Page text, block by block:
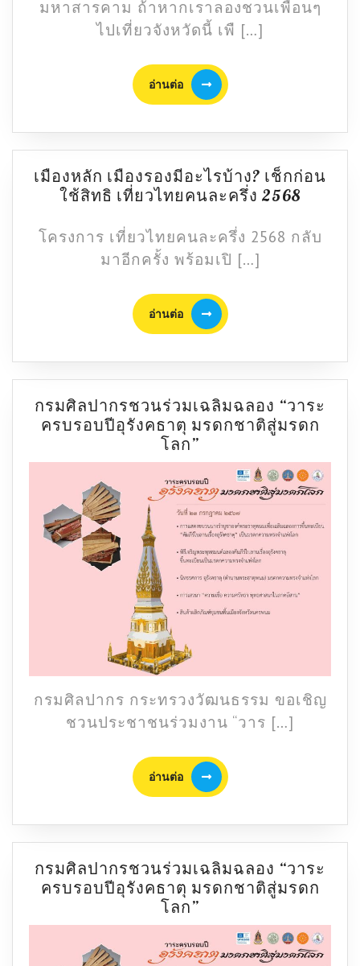
ที่
คิด
มหาสารคาม ถ้าหากเราลองชวนเพื่อนๆ
ไปเที่ยวจังหวัดนี้ เพื […]
อ่านต่อ
อ่าน
ต่อ
เมืองหลัก เมืองรองมีอะไรบ้าง? เช็กก่อน
ใช้สิทธิ เที่ยวไทยคนละครึ่ง 2568
เมือง
ใช้
เที่ยว
ไทย
ครึ่ง
2568
โครงการ เที่ยวไทยคนละครึ่ง 2568 กลับ
มาอีกครั้ง พร้อมเปิ […]
อ่านต่อ
อ่าน
ต่อ
กรมศิลปากรชวนร่วมเฉลิมฉลอง “วาระ
ครบรอบปีอุรังคธาตุ มรดกชาติสู่มรดก
โลก”
ศิลปากร
ชวน
ร่วม
เฉลิม
ฉลอง
“วาระ
ครบ
รอบ
ปี
คธา
ตุ
มรดก
ชาติ
สู่
มรดก
โลก”
กรมศิลปากร กระทรวงวัฒนธรรม ขอเชิญ
ชวนประชาชนร่วมงาน “วาร […]
อ่านต่อ
อ่าน
ต่อ
กรมศิลปากรชวนร่วมเฉลิมฉลอง “วาระ
ครบรอบปีอุรังคธาตุ มรดกชาติสู่มรดก
โลก”
ศิลปากร
ชวน